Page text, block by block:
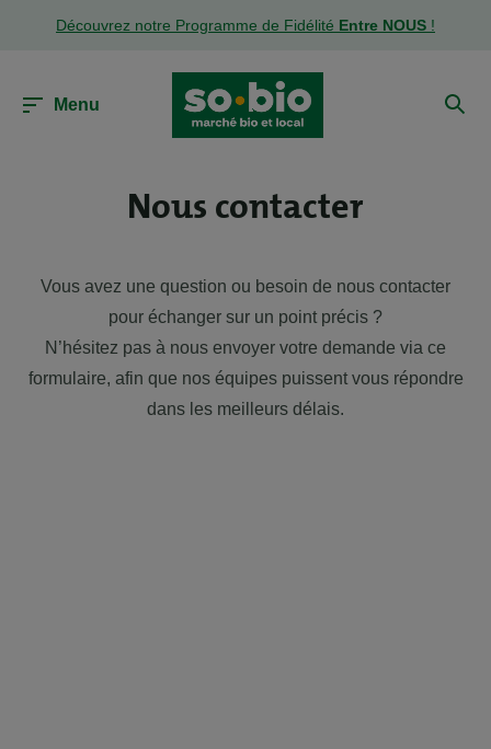
Découvrez notre Programme de Fidélité Entre NOUS !
Menu
Nous contacter
Vous avez une question ou besoin de nous contacter
pour échanger sur un point précis ?
N’hésitez pas à nous envoyer votre demande via ce
formulaire, afin que nos équipes puissent vous répondre
dans les meilleurs délais.